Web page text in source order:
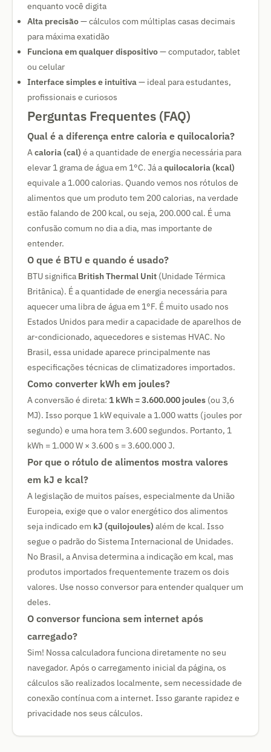
enquanto você digita
Alta precisão— cálculos com múltiplas casas decimais
para máxima exatidão
Funciona em qualquer dispositivo— computador, tablet
ou celular
Interface simples e intuitiva— ideal para estudantes,
profissionais e curiosos
Perguntas Frequentes (FAQ)
Qual é a diferença entre caloria e quilocaloria?
Acaloria (cal) é a quantidade de energia necessária para
elevar 1 grama de água em 1°C. Já aquilocaloria (kcal)
equivale a 1.000 calorias. Quando vemos nos rótulos de
alimentos que um produto tem 200 calorias, na verdade
estão falando de 200 kcal, ou seja, 200.000 cal. É uma
confusão comum no dia a dia, mas importante de
entender.
O que é BTU e quando é usado?
BTU significa British Thermal Unit (Unidade Térmica
Britânica). É a quantidade de energia necessária para
aquecer uma libra de água em 1°F. É muito usado nos
Estados Unidos para medir a capacidade de aparelhos de
ar-condicionado, aquecedores e sistemas HVAC. No
Brasil, essa unidade aparece principalmente nas
especificações técnicas de climatizadores importados.
Como converter kWh em joules?
A conversão é direta: 1 kWh = 3.600.000 joules (ou 3,6
MJ). Isso porque 1 kW equivale a 1.000 watts (joules por
segundo) e uma hora tem 3.600 segundos. Portanto, 1
kWh = 1.000 W × 3.600 s = 3.600.000 J.
Por que o rótulo de alimentos mostra valores
em kJ e kcal?
A legislação de muitos países, especialmente da União
Europeia, exige que o valor energético dos alimentos
seja indicado em kJ (quilojoules) além de kcal. Isso
segue o padrão do Sistema Internacional de Unidades.
No Brasil, a Anvisa determina a indicação em kcal, mas
produtos importados frequentemente trazem os dois
valores. Use nosso conversor para entender qualquer um
deles.
O conversor funciona sem internet após
carregado?
Sim! Nossa calculadora funciona diretamente no seu
navegador. Após o carregamento inicial da página, os
cálculos são realizados localmente, sem necessidade de
conexão contínua com a internet. Isso garante rapidez e
privacidade nos seus cálculos.